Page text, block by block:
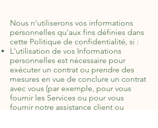
Nous n'utiliserons vos informations
personnelles qu'aux fins définies dans
cette Politique de confidentialité, si :
L'utilisation de vos Informations
personnelles est nécessaire pour
exécuter un contrat ou prendre des
mesures en vue de conclure un contrat
avec vous (par exemple, pour vous
fournir les Services ou pour vous
fournir notre assistance client ou